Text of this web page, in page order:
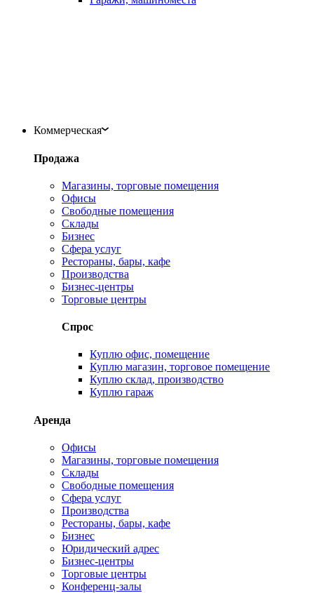
Коммерческая
Продажа
Магазины, торговые помещения
Офисы
Свободные помещения
Склады
Бизнес
Сфера услуг
Рестораны, бары, кафе
Производства
Бизнес-центры
Торговые центры
Спрос
Куплю офис, помещение
Куплю магазин, торговое помещение
Куплю склад, производство
Куплю гараж
Аренда
Офисы
Магазины, торговые помещения
Склады
Свободные помещения
Сфера услуг
Производства
Рестораны, бары, кафе
Бизнес
Юридический адрес
Бизнес-центры
Торговые центры
Конференц-залы